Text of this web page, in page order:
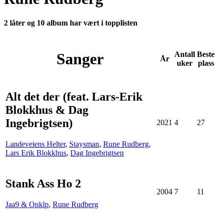
2 låter og 10 album har vært i topplisten
Sanger År
Antall
uker
Beste
plass
Alt det der (feat. Lars-Erik
Blokkhus & Dag
Ingebrigtsen)
Landeveiens Helter, Staysman, Rune Rudberg,
Lars Erik Blokkhus, Dag Ingebrigtsen
2021 4 27
Stank Ass Ho 2
Jaa9 & Onklp, Rune Rudberg
2004 7 11